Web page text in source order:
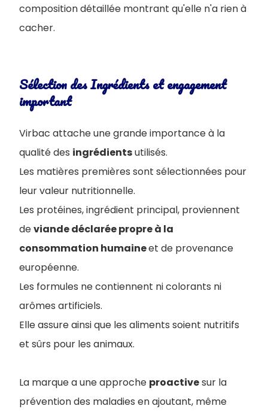
composition détaillée montrant qu'elle n'a rien à
cacher.
Sélection des Ingrédients et engagement
important
Virbac attache une grande importance à la
qualité des ingrédientsutilisés.
Les matières premières sont sélectionnées pour
leur valeur nutritionnelle.
Les protéines, ingrédient principal, proviennent
deviande déclarée propre à la
consommation humaineet de provenance
européenne.
Les formules ne contiennent ni colorants ni
arômes artificiels.
Elle assure ainsi que les aliments soient nutritifs
et sûrs pour les animaux.
La marque a une approche proactivesur la
prévention des maladies en ajoutant, même